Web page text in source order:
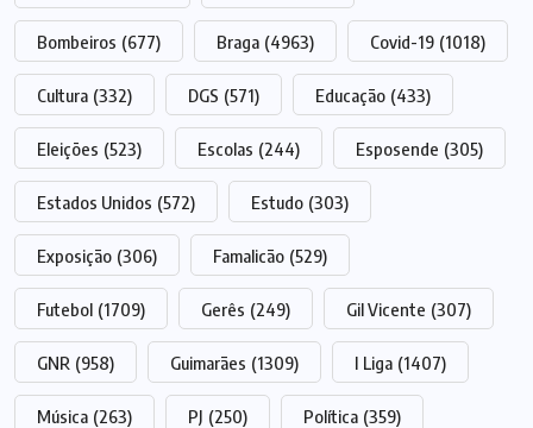
Bombeiros (677) Braga (4963) Covid-19 (1018)
Cultura (332) DGS (571) Educação (433)
Eleições (523) Escolas (244) Esposende (305)
Estados Unidos (572) Estudo (303)
Exposição (306) Famalicão (529)
Futebol (1709) Gerês (249) Gil Vicente (307)
GNR (958) Guimarães (1309) I Liga (1407)
Música (263) PJ (250) Política (359)